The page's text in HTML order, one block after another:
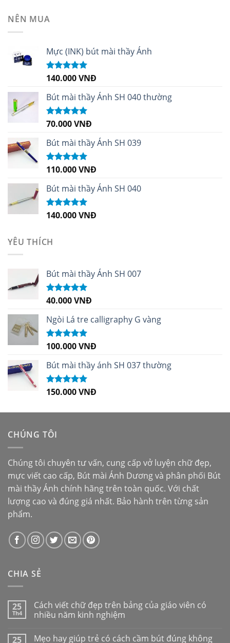
NÊN MUA
Mực (INK) bút mài thầy Ánh
Được xếp
sao
140.000VNĐ
Bút mài thầy Ánh SH 040 thường
Được xếp
sao
70.000VNĐ
Bút mài thầy Ánh SH 039
Được xếp
sao
110.000VNĐ
Bút mài thầy Ánh SH 040
Được xếp
140.000VNĐ
YÊU THÍCH
Bút mài thầy Ánh SH 007
Được xếp
sao
40.000VNĐ
Ngòi Lá tre calligraphy G vàng
Được xếp
sao
100.000VNĐ
Bút mài thầy ánh SH 037 thường
Được xếp
150.000VNĐ
CHÚNG TÔI
Chúng tôi chuyên tư vấn, cung cấp vở luyện chữ đẹp,
mực viết cao cấp, Bút mài Ánh Dươngvà phân phối Bút
mài thầy Ánh chính hãng trên toàn quốc. Với chất
lượng cao và đúng giá nhất. Bảo hành trên từng sản
phẩm.
CHIA SẺ
25
Th4
Cách viết chữ đẹp trên bảng của giáo viên có
nhiều năm kinh nghiệm
25
Mẹo hay giúp trẻ có cách cầm bút đúng không